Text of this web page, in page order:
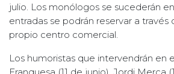
julio. Los monólogos se sucederán
entradas se podrán reservar a través
propio centro comercial.
Los humoristas que intervendrán en